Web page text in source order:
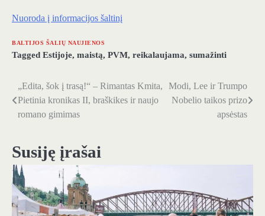
Nuoroda į informacijos šaltinį
BALTIJOS ŠALIŲ NAUJIENOS
Tagged Estijoje, maistą, PVM, reikalaujama, sumažinti
Navigacija
tarp
„Edita, šok į trasą!“ – Rimantas Kmita,
Pietinia kronikas II, braškikes ir naujo
romano gimimas
Modi, Lee ir Trumpo
Nobelio taikos prizo
apsėstas
Susiję įrašai